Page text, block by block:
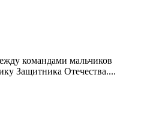
командами мальчиков
Защитника Отечества....